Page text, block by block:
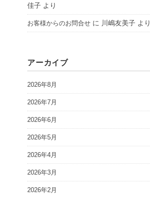
佳子 より
お客様からのお問合せ に 川嶋友美子 より
アーカイブ
2026年8月
2026年7月
2026年6月
2026年5月
2026年4月
2026年3月
2026年2月